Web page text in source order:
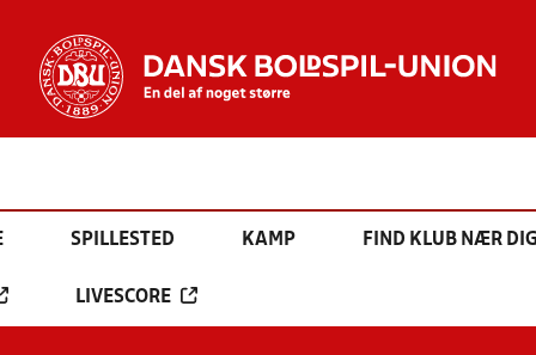
SPILLESTED KAMP FIND KLUB NÆR DIG
LIVESCORE